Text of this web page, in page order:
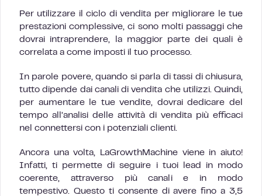
Per utilizzare il ciclo di vendita per migliorare le tue
prestazioni complessive, ci sono molti passaggi che
dovrai intraprendere, la maggior parte dei quali è
correlata a come imposti il tuo processo.
In parole povere, quando si parla di tassi di chiusura,
tutto dipende dai canali di vendita che utilizzi. Quindi,
per aumentare le tue vendite, dovrai dedicare del
tempo all’analisi delle attività di vendita più efficaci
nel connettersi con i potenziali clienti.
Ancora una volta, LaGrowthMachine viene in aiuto!
Infatti, ti permette di seguire i tuoi lead in modo
coerente, attraverso più canali e in modo
tempestivo. Questo ti consente di avere fino a 3,5